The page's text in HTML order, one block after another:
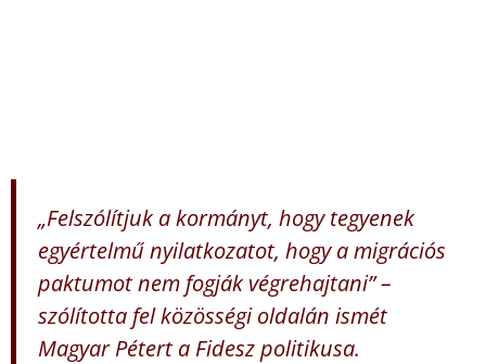
„Felszólítjuk a kormányt, hogy tegyenek
egyértelmű nyilatkozatot, hogy a migrációs
paktumot nem fogják végrehajtani”–
szólította fel közösségi oldalán ismét
Magyar Pétert a Fidesz politikusa.